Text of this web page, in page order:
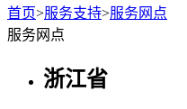
首页>服务支持>服务网点
服务网点
浙江省